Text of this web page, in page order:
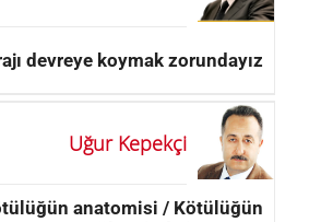
devreye koymak zorundayız
Uğur Kepekçi
anatomisi / Kötülüğün